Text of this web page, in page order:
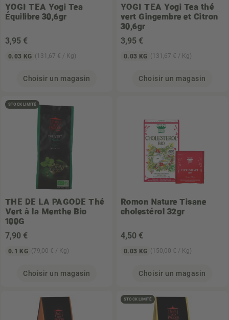
YOGI TEA Yogi Tea
Équilibre 30,6gr
3,95 €
0.03 KG (131,67 € / Kg)
Choisir un magasin
YOGI TEA Yogi Tea thé
vert Gingembre et Citron
30,6gr
3,95 €
0.03 KG (131,67 € / Kg)
Choisir un magasin
STOCK LIMITÉ
THE DE LA PAGODE Thé
Vert à la Menthe Bio
100G
7,90 €
0.1 KG (79,00 € / Kg)
Choisir un magasin
Romon Nature Tisane
cholestérol 32gr
4,50 €
0.03 KG (150,00 € / Kg)
Choisir un magasin
STOCK LIMITÉ